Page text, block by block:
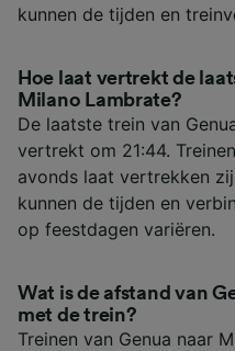
kunnen de tijden en
Hoe laat vertrekt de
Milano Lambrate?
De laatste trein van
vertrekt om 21:44.
avonds laat vertrekken
kunnen de tijden en
op feestdagen variëren.
Wat is de afstand van
met de trein?
Treinen van Genua naar